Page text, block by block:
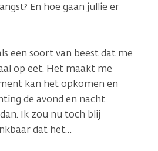
En hoe gaan jullie er
een soort van beest dat me
op eet. Het maakt me
kan het opkomen en
de avond en nacht.
Ik zou nu toch blij
dat het…